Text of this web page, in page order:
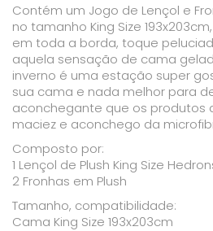
Contém um Jogo de Lençol e
no tamanho King Size
em toda a borda, toque
aquela sensação de cama
inverno é uma estação super
sua cama e nada melhor para
aconchegante que os produtos
maciez e aconchego da
Composto por:
1 Lençol de Plush King Size
2 Fronhas em Plush
Tamanho, compatibilidade:
Cama King Size 193x203cm